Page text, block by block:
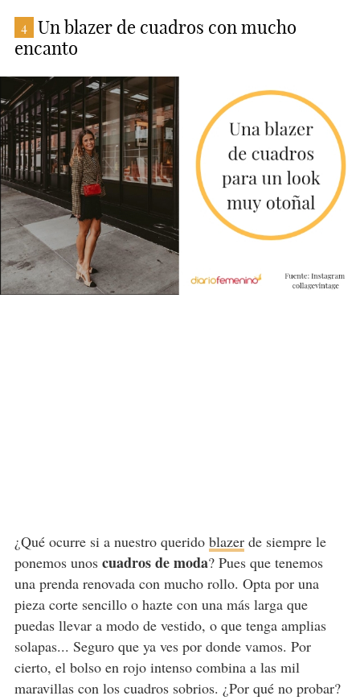
4
Un blazer de cuadros con mucho
encanto
¿Qué ocurre si a nuestro querido blazerde siempre le
ponemos unos cuadros de moda? Pues que tenemos
una prenda renovada con mucho rollo. Opta por una
pieza corte sencillo o hazte con una más larga que
puedas llevar a modo de vestido, o que tenga amplias
solapas... Seguro que ya ves por donde vamos. Por
cierto, el bolso en rojo intenso combina a las mil
maravillas con los cuadros sobrios. ¿Por qué no probar?